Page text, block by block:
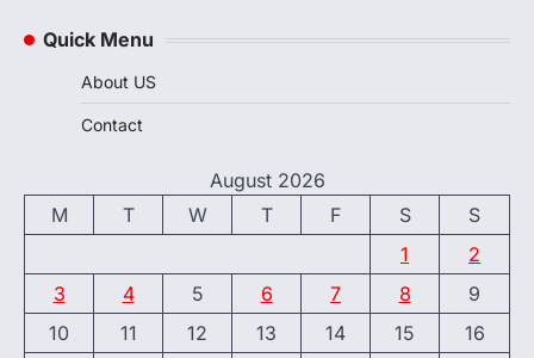
Quick Menu
About US
Contact
August 2026
M
T W T F S
S
1
2
3
4 5 6 7 8
9
10
11 12 13 14 15
16